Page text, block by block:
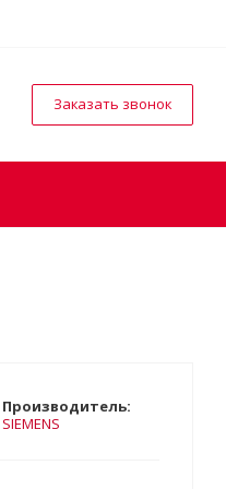
Заказать звонок
Производитель:
SIEMENS